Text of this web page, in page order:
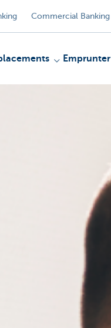
Commercial Banking
Emprunter